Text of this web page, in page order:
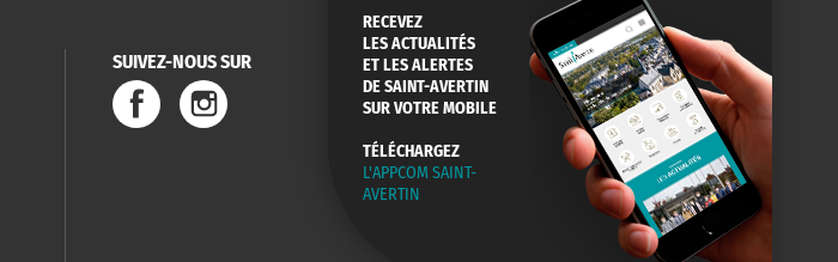
SUIVEZ-NOUS SUR
RECEVEZ
LES ACTUALITÉS
ET LES ALERTES
DE SAINT-AVERTIN
SUR VOTRE MOBILE
TÉLÉCHARGEZ
L'APPCOM SAINT-
AVERTIN